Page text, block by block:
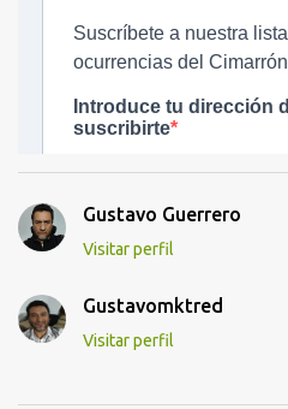
Gustavo Guerrero
Visitar perfil
Gustavomktred
Visitar perfil